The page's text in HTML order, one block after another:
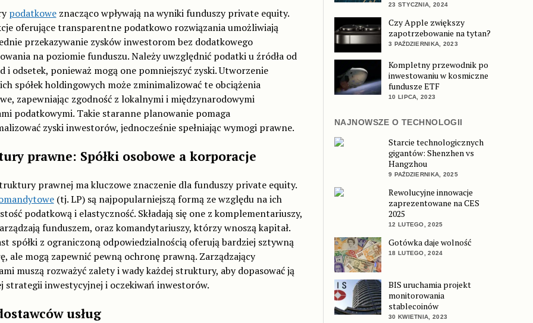
podatkoweznacząco wpływają na wyniki funduszy private equity.
oferujące transparentne podatkowo rozwiązania umożliwiają
przekazywanie zysków inwestorom bez dodatkowego
na poziomie funduszu. Należy uwzględnić podatki u źródła od
i odsetek, ponieważ mogą one pomniejszyć zyski. Utworzenie
spółek holdingowych może zminimalizować te obciążenia
zapewniając zgodność z lokalnymi i międzynarodowymi
podatkowymi. Takie staranne planowanie pomaga
zyski inwestorów, jednocześnie spełniając wymogi prawne.
prawne: Spółki osobowe a korporacje
prawnej ma kluczowe znaczenie dla funduszy private equity.
(tj. LP) są najpopularniejszą formą ze względu na ich
podatkową i elastyczność. Składają się one z komplementariuszy,
funduszem, oraz komandytariuszy, którzy wnoszą kapitał.
spółki z ograniczoną odpowiedzialnością oferują bardziej sztywną
ale mogą zapewnić pewną ochronę prawną. Zarządzający
muszą rozważyć zalety i wady każdej struktury, aby dopasować ją
strategii inwestycyjnej i oczekiwań inwestorów.
usług
23 STYCZNIA, 2024
Czy Apple zwiększy
zapotrzebowanie na tytan?
3 PAŹDZIERNIKA, 2023
Kompletny przewodnik po
inwestowaniu w kosmiczne
fundusze ETF
10 LIPCA, 2023
NAJNOWSZE O TECHNOLOGII
Starcie technologicznych
gigantów: Shenzhen vs
Hangzhou
9 PAŹDZIERNIKA, 2025
Rewolucyjne innowacje
zaprezentowane na CES
2025
12 LUTEGO, 2025
Gotówka daje wolność
18 LUTEGO, 2024
BIS uruchamia projekt
monitorowania
stablecoinów
30 KWIETNIA, 2023